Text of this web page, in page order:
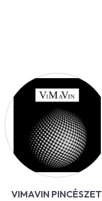
VIMAVIN PINCÉSZET